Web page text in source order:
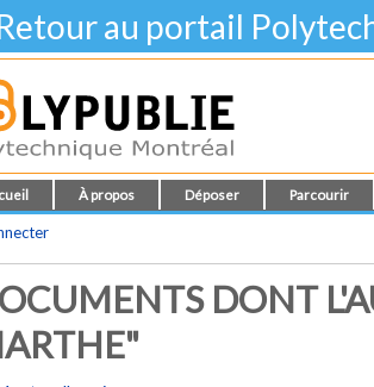
au portail
À propos Déposer Parcourir
DONT